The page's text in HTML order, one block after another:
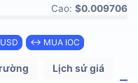
Cao: $0.009706
↔ MUA IOC
Lịch sử giá